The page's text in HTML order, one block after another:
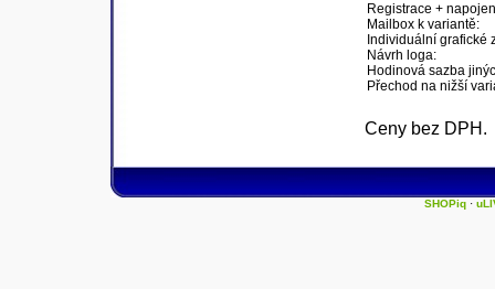
Registrace +
Mailbox k variantě:
Individuální grafické
Návrh loga:
Hodinová sazba
Přechod na nižší
Ceny bez DPH.
SHOPiq·